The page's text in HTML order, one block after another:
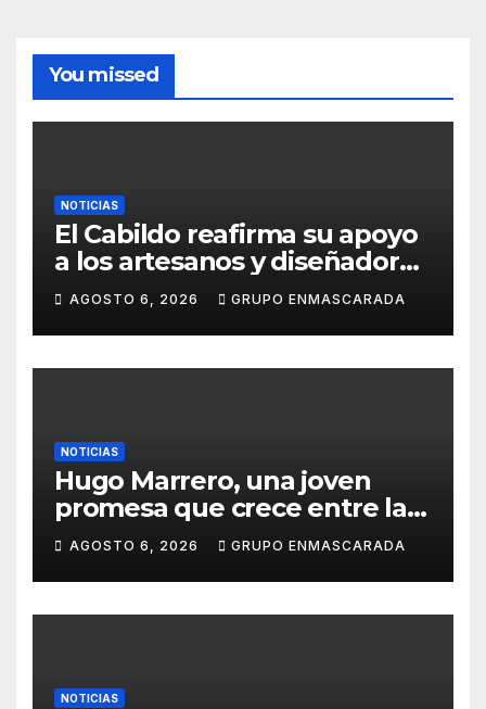
You missed
NOTICIAS
El Cabildo reafirma su apoyo
a los artesanos y diseñadores
del Carnaval de Tenerife
AGOSTO 6, 2026 GRUPO ENMASCARADA
NOTICIAS
Hugo Marrero, una joven
promesa que crece entre la
música y la pasión por el
Carnaval
AGOSTO 6, 2026 GRUPO ENMASCARADA
NOTICIAS